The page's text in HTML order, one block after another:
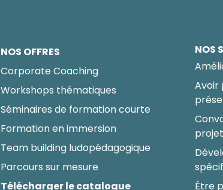
NOS OFFRES
Corporate Coaching
Workshops thématiques
Séminaires de formation courte
Formation en immersion
Team building ludopédagogique
Parcours sur mesure
Télécharger le catalogue
NOS
Avoir
projet
Être